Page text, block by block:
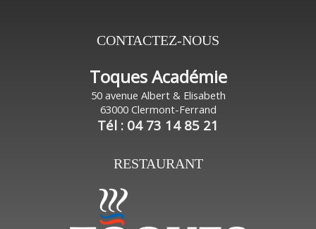
CONTACTEZ-NOUS
Toques Académie
50 avenue Albert & Elisabeth
63000 Clermont-Ferrand
Tél : 04 73 14 85 21
RESTAURANT